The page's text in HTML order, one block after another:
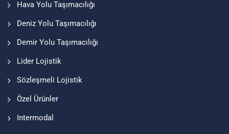
Hava Yolu Taşımacılığı
Deniz Yolu Taşımacılığı
Demir Yolu Taşımacılığı
Lider Lojistik
Sözleşmeli Lojistik
Özel Ürünler
Intermodal